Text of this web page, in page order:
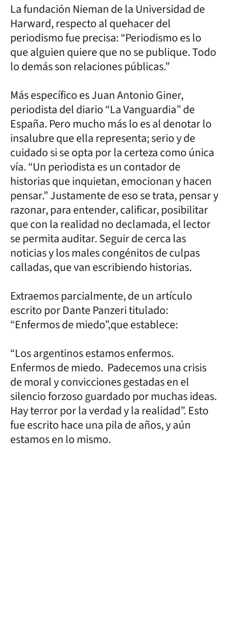
La fundación Nieman de la Universidad de
Harward, respecto al quehacer del
periodismo fue precisa: “Periodismo es lo
que alguien quiere que no se publique. Todo
lo demás son relaciones públicas.”
Más específico es Juan Antonio Giner,
periodista del diario “La Vanguardia” de
España. Pero mucho más lo es al denotar lo
insalubre que ella representa; serio y de
cuidado si se opta por la certeza como única
vía. “Un periodista es un contador de
historias que inquietan, emocionan y hacen
pensar.” Justamente de eso se trata, pensar y
razonar, para entender, calificar, posibilitar
que con la realidad no declamada, el lector
se permita auditar. Seguir de cerca las
noticias y los males congénitos de culpas
calladas, que van escribiendo historias.
Extraemos parcialmente, de un artículo
escrito por Dante Panzeri titulado:
“Enfermos de miedo”,que establece:
“Los argentinos estamos enfermos.
Enfermos de miedo. Padecemos una crisis
de moral y convicciones gestadas en el
silencio forzoso guardado por muchas ideas.
Hay terror por la verdad y la realidad”. Esto
fue escrito hace una pila de años, y aún
estamos en lo mismo.